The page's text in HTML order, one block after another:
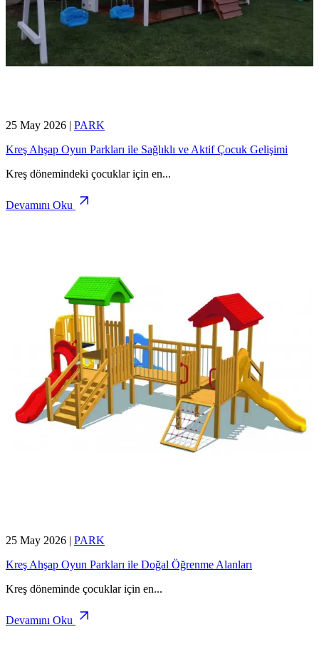
25 May 2026 | PARK
Kreş Ahşap Oyun Parkları ile Sağlıklı ve Aktif Çocuk Gelişimi
Kreş dönemindeki çocuklar için en...
Devamını Oku
25 May 2026 | PARK
Kreş Ahşap Oyun Parkları ile Doğal Öğrenme Alanları
Kreş döneminde çocuklar için en...
Devamını Oku